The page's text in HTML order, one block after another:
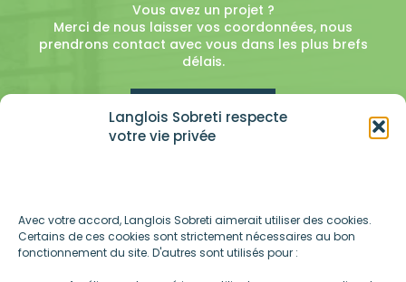
Langlois Sobreti respecte
votre vie privée
Avec votre accord, Langlois Sobreti aimerait utiliser des cookies.
Certains de ces cookies sont strictement nécessaires au bon
fonctionnement du site. D'autres sont utilisés pour :
Vous avez un projet ?
Merci de nous laisser vos coordonnées, nous
prendrons contact avec vous dans les plus brefs
délais.
En savoir plus